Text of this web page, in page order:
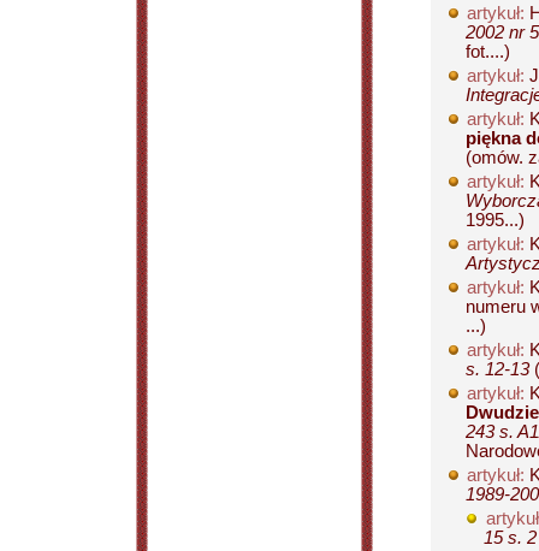
artykuł:
2002 nr
fot....)
artykuł:
artykuł:
piękna
(omów.
artykuł:
1995...)
artykuł:
artykuł:
numeru
...)
artykuł:
s. 12-13
artykuł:
243 s.
artykuł:
1989-
15 s. 2